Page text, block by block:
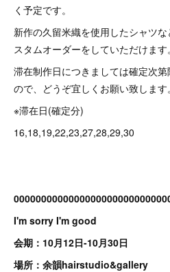
く予定です。
新作の久留米織を使用したシャツ
スタムオーダーをしていただけます。
滞在制作日につきましては確定次
ので、どうぞ宜しくお願い致します。
※滞在日(確定分)
16,18,19,22,23,27,28,29,30
I'm sorry I'm good
会期：10月12日-10月30日
場所：余韻hairstudio&gallery